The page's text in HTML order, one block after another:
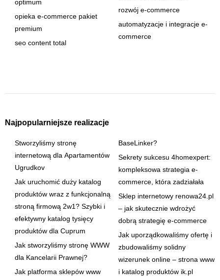
optimum
opieka e-commerce pakiet
premium
seo content total
rozwój e-commerce
automatyzacje i integracje e-
commerce
Najpopularniejsze realizacje
Stworzyliśmy stronę
internetową dla Apartamentów
Ugrudkov
Jak uruchomić duży katalog
produktów wraz z funkcjonalną
stroną firmową 2w1? Szybki i
efektywny katalog tysięcy
produktów dla Cuprum
Jak stworzyliśmy stronę WWW
dla Kancelarii Prawnej?
Jak platforma sklepów www
BaseLinker?
Sekrety sukcesu 4homexpert:
kompleksowa strategia e-
commerce, która zadziałała
Sklep internetowy renowa24.pl
– jak skutecznie wdrożyć
dobrą strategię e-commerce
Jak uporządkowaliśmy ofertę i
zbudowaliśmy solidny
wizerunek online – strona www
i katalog produktów ik.pl